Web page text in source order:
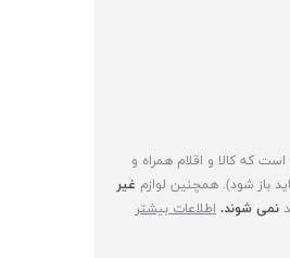
که کالا و اقلام همراه و
باز شود). همچنین لوازم غیر
نمی شوند. اطلاعات بیشتر